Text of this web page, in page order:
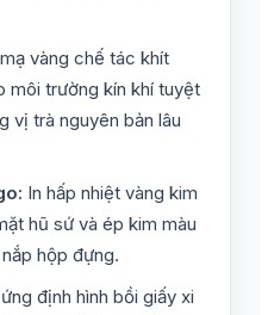
vàng chế tác khít
môi trường kín khí tuyệt
vị trà nguyên bản lâu
In hấp nhiệt vàng kim
hũ sứ và ép kim màu
hộp đựng.
định hình bồi giấy xi